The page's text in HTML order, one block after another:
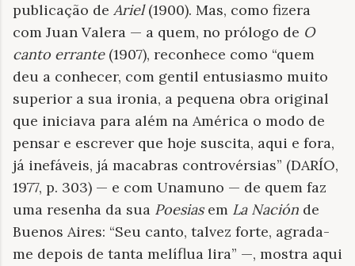
publicação de Ariel(1900). Mas, como fizera
com Juan Valera — a quem, no prólogo de O
canto errante(1907), reconhece como “quem
deu a conhecer, com gentil entusiasmo muito
superior a sua ironia, a pequena obra original
que iniciava para além na América o modo de
pensar e escrever que hoje suscita, aqui e fora,
já inefáveis, já macabras controvérsias” (DARÍO,
1977, p. 303) — e com Unamuno — de quem faz
uma resenha da sua Poesiasem La Nación de
Buenos Aires: “Seu canto, talvez forte, agrada-
me depois de tanta melíflua lira” —, mostra aqui